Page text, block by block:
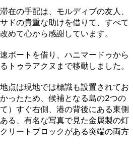
在の手配は、モルディブの友人、
ドの貴重な助けを借りて、すべて
めて心から感謝しています。
ボートを借り、ハニマードゥから
トゥラアクヌまで移動しました。
点は現地では標識も設置されてお
ったため、候補となる島の2つの
）すぐ右側、港の背後にある東側
る、有名な写真で見た金属製の灯
リートブロックがある突端の両方